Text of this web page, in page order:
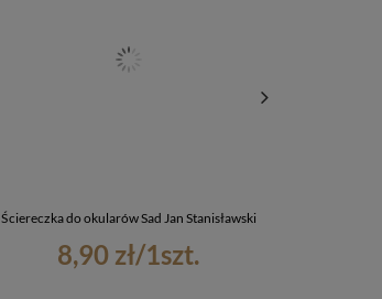
Ściereczka do okularów Sad Jan Stanisławski
8,90 zł/1szt.